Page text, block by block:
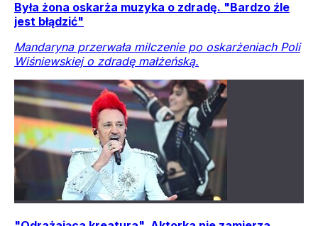
Była żona oskarża muzyka o zdradę. "Bardzo źle
jest błądzić"
Mandaryna przerwała milczenie po oskarżeniach Poli
Wiśniewskiej o zdradę małżeńską.